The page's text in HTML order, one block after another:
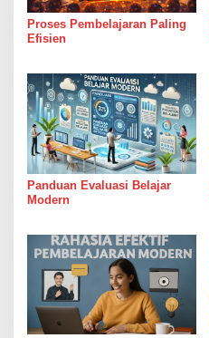
Proses Pembelajaran Paling
Efisien
Panduan Evaluasi Belajar
Modern